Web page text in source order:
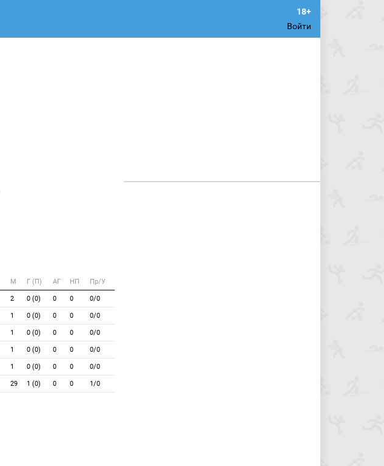
Войти
М Г (П) АГ НП Пр/У
2 0 (0) 0 0 0/0
1 0 (0) 0 0 0/0
1 0 (0) 0 0 0/0
1 0 (0) 0 0 0/0
1 0 (0) 0 0 0/0
29 1 (0) 0 0 1/0